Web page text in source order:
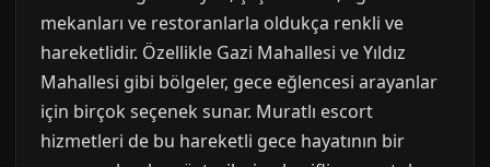
mekanları ve restoranlarla oldukça renkli ve
hareketlidir. Özellikle Gazi Mahallesi ve Yıldız
Mahallesi gibi bölgeler, gece eğlencesi arayanlar
için birçok seçenek sunar. Muratlı escort
hizmetleri de bu hareketli gece hayatının bir